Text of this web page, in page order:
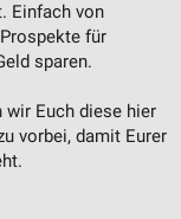
Einfach von
für
sparen.
wir Euch diese hier
vorbei, damit Eurer